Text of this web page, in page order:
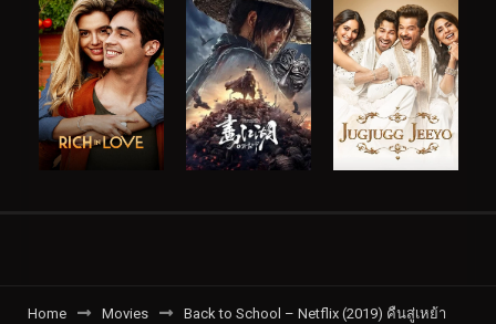
Home Movies Back to School – Netflix (2019) คืนสู่เหย้า